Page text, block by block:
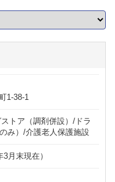
1-38-1
トア（調剤併設）/ドラ
み）/介護老人保護施設
月末現在）